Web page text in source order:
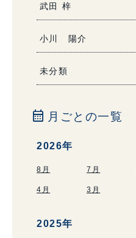
武田 梓
小川 陽介
未分類
calendar_month 月ごとの一覧
2026年
8月 7月
4月 3月
2025年